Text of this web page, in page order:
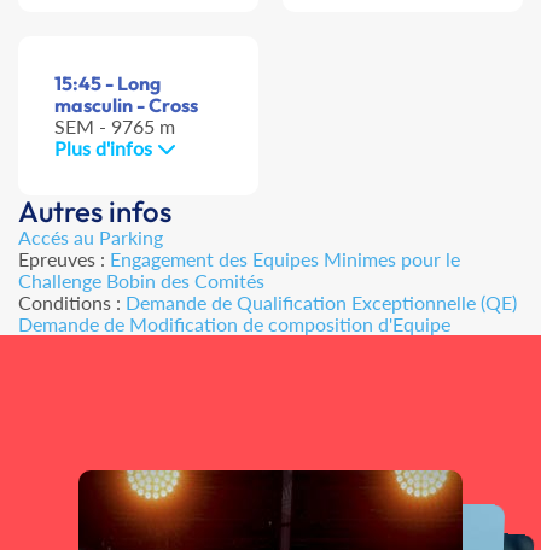
15:45 - Long
masculin - Cross
SEM - 9765 m
Plus d'infos
Autres infos
Accés au Parking
Epreuves : Engagement des Equipes Minimes pour le
Challenge Bobin des Comités
Conditions : Demande de Qualification Exceptionnelle (QE)
Demande de Modification de composition d'Equipe